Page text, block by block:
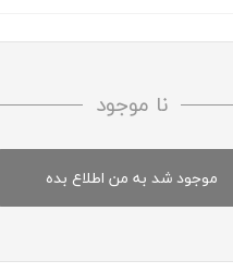
نا موجود